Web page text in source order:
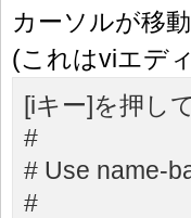
カーソルが移動
(これはviエデ
[iキー]を押し
#
# Use name-
#